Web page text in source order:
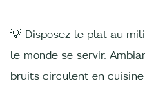
💡 Disposez le plat au
le monde se servir.
bruits circulent en